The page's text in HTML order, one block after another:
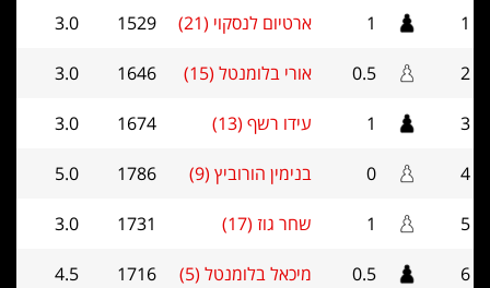
1
1 ארטיום לנסקוי (21) 1529
3.0
2
0.5 אורי בלומנטל (15) 1646
3.0
3
1 עידו רשף (13) 1674
3.0
4
0 בנימין הורוביץ (9) 1786
5.0
5
1 שחר גוז (17) 1731
3.0
6
0.5 מיכאל בלומנטל (5) 1716
4.5